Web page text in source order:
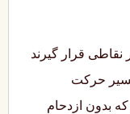
قرار گیرند
مسیر حرکت
بدون ازدحام